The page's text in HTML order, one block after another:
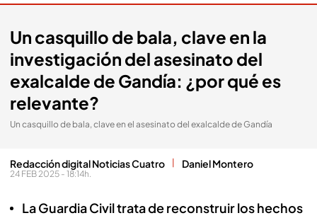
Un casquillo de bala, clave en la
investigación del asesinato del
exalcalde de Gandía: ¿por qué es
relevante?
Un casquillo de bala, clave en el asesinato del exalcalde de Gandía
Redacción digital Noticias Cuatro Daniel Montero
24 FEB 2025 - 18:14h.
La Guardia Civil trata de reconstruir los hechos